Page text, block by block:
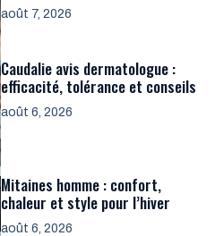
août 7, 2026
Caudalie avis dermatologue :
efficacité, tolérance et conseils
août 6, 2026
Mitaines homme : confort,
chaleur et style pour l’hiver
août 6, 2026